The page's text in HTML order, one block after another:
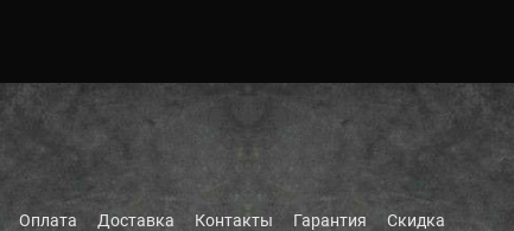
Оплата Доставка Контакты Гарантия Скидка